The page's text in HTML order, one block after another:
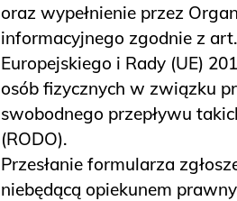
oraz wypełnienie przez
informacyjnego zgodnie z
Europejskiego i Rady (UE)
osób fizycznych w związku
swobodnego przepływu
(RODO).
Przesłanie formularza
niebędącą opiekunem